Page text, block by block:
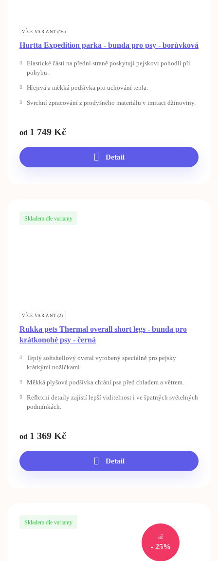
VÍCE VARIANT (16)
Hurtta Expedition parka - bunda pro psy - borůvková
Elastické části na přední straně poskytují pejskovi pohodlí při
pohybu.
Hřejivá a měkká podšívka pro uchování tepla.
Svrchní zpracování z prodyšného materiálu v imitaci džínoviny.
od 1 749 Kč
Detail
VÍCE VARIANT (2)
Rukka pets Thermal overall short legs - bunda pro
krátkonohé psy - černá
Skladem dle varianty
Teplý softshellový overal vyrobený speciálně pro pejsky
krátkými nožičkami.
Měkká plyšová podšívka chrání psa před chladem a větrem.
Reflexní detaily zajistí lepší viditelnost i ve špatných světelných
podmínkách.
od 1 369 Kč
Detail
až
- 25%
Skladem dle varianty